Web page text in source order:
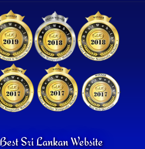
Sri Lankan Website